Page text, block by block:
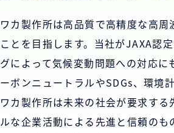
ワカ製作所は高品質で高精度な高
ことを目指します。当社がJAXA認
グによって気候変動問題への対応
ーボンニュートラルやSDGs、環境
ワカ製作所は未来の社会が要求す
ルな企業活動による先進と信頼の